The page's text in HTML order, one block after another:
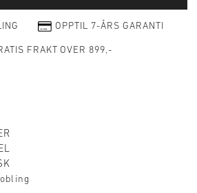
OPPTIL 7-ÅRS GARANTI
FRAKT OVER 899,-